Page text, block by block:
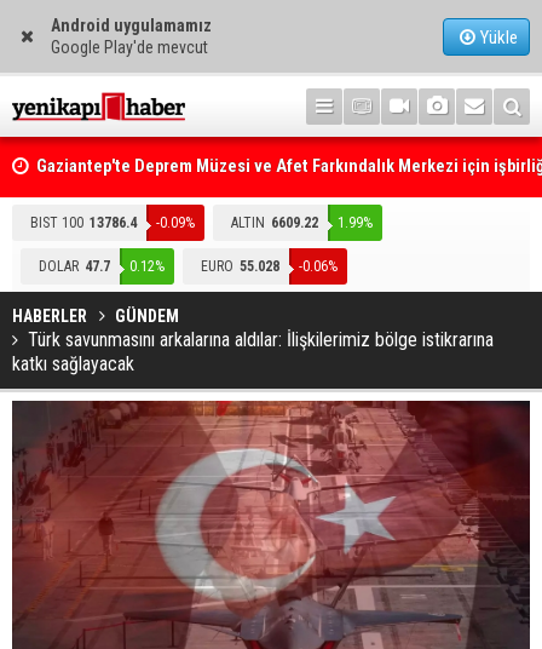
Android uygulamamız
Google Play'de mevcut
Yükle
Gaziantep'te Deprem Müzesi ve Afet Farkındalık Merkezi için
protokolü imzalandı
Resmi Gazete'de Bugün
BIST 100 13786.4 -0.09% ALTIN 6609.22 1.99%
DOLAR 47.7 0.12% EURO 55.028 -0.06%
HABERLER GÜNDEM
Türk savunmasını arkalarına aldılar: İlişkilerimiz bölge istikrarına
katkı sağlayacak